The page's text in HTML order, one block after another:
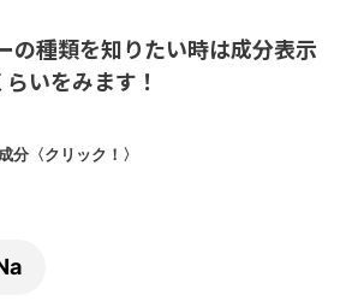
の種類を知りたい時は成分表示
いをみます！
分〈クリック！〉